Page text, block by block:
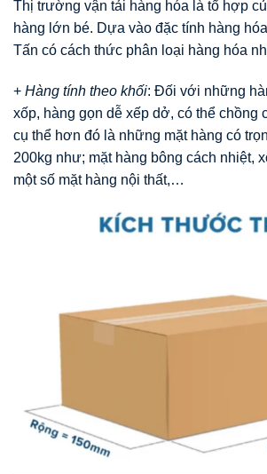
Thị trường vận tải hàng hóa là tổ hợp
hàng lớn bé. Dựa vào đặc tính hàng
Tấn có cách thức phân loại hàng hóa
+ Hàng tính theo khối: Đối với những
xốp, hàng gọn dễ xếp dở, có thể chồng
cụ thể hơn đó là những mặt hàng có
200kg như; mặt hàng bông cách nhiệt,
một số mặt hàng nội thất,…